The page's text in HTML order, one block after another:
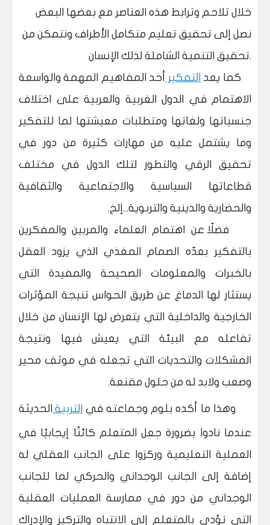
خلال تلاحم وترابط هذه العناصر مع بعضها البعض
نصل إلى تحقيق تعليم متكامل الأطراف ونتمكن من
تحقيق التنمية الشاملة لذلك الإنسان.
كما يعد التفكير
أحد المفاهيم المهمة والواسعة
الاهتمام في الدول الغربية والعربية على اختلاف
جنسياتها ولغاتها ومتطلبات معيشتها لما للتفكير
وما يشتمل عليه من مهارات كثيرة من دور في
تحقيق الرقي والتطور لتلك الدول في مختلف
قطاعاتها السياسية والاجتماعية والثقافية
والحضارية والدينية والتربوية...إلخ.
فضلًا عن اهتمام العلماء والمربين والمفكرين
بالتفكير بعدّه الصمام المغذي الذي يزود العقل
بالخبرات والمعلومات الصحيحة والمفيدة التي
يستثار لها الدماغ عن طريق الحواس تنيجة المؤثرات
الخارجية والداخلية التي يتعرض لها الإنسان من خلال
تفاعله مع البيئة التي يعيش فيها ونتيجة
المشكلات والتحديات التي تجعله في موثف محير
وصعب ولابد له من حلول مقنعة.
وهذا ما أكده بلوم وجماعته في التربية الحديثة
عندما نادوا بضرورة جعل المتعلم كائنًا إيجابيًا في
العملية التعليمية وركزوا على الجانب العقلي له
إضافة إلى الجانب الوجداني والحركي لما للجانب
الوجداني من دور في ممارسة العمليات العقلية
التي تؤدي بالمتعلم إلى الانتباه والتركيز والإدراك